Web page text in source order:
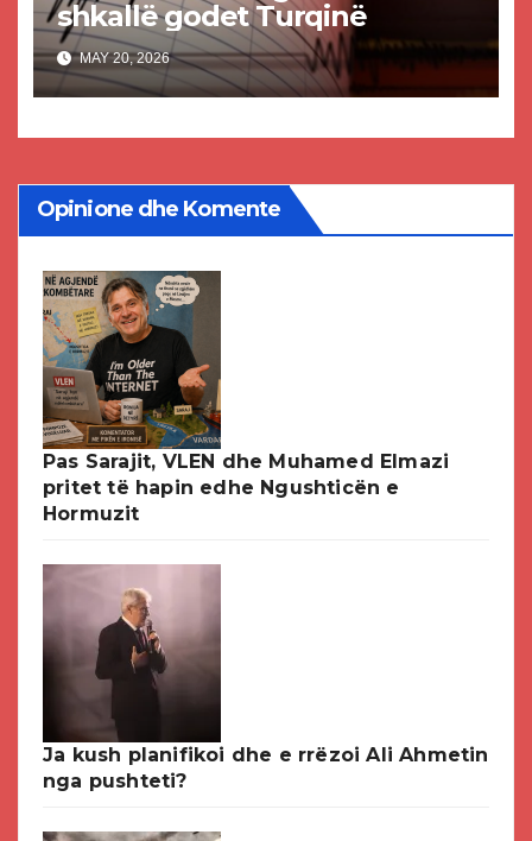
shkallë godet Turqinë
MAY 20, 2026
Opinione dhe Komente
Pas Sarajit, VLEN dhe Muhamed Elmazi
pritet të hapin edhe Ngushticën e
Hormuzit
Ja kush planifikoi dhe e rrëzoi Ali Ahmetin
nga pushteti?